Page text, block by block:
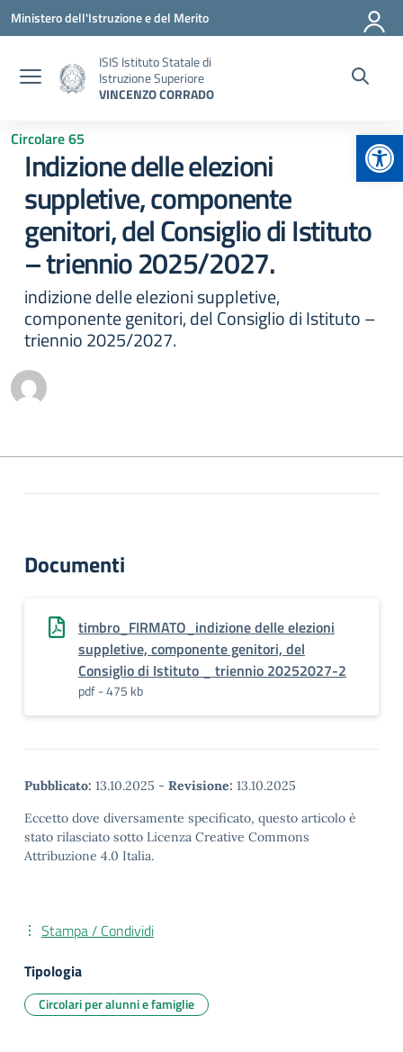
Vai ai contenuti
Vai al menu di navigazione
Vai al footer
Ministero dell'Istruzione e del Merito
ISIS Istituto Statale di
Istruzione Superiore
VINCENZO CORRADO
Circolare 65
Indizione delle elezioni
suppletive, componente
genitori, del Consiglio di Istituto
– triennio 2025/2027.
indizione delle elezioni suppletive,
componente genitori, del Consiglio di Istituto –
triennio 2025/2027.
Documenti
timbro_FIRMATO_indizione delle elezioni
suppletive, componente genitori, del
Consiglio di Istituto _ triennio 20252027-2
pdf - 475 kb
Pubblicato: 13.10.2025 - Revisione: 13.10.2025
Eccetto dove diversamente specificato, questo articolo è
stato rilasciato sotto Licenza Creative Commons
Attribuzione 4.0 Italia.
Stampa / Condividi
Tipologia
Circolari per alunni e famiglie